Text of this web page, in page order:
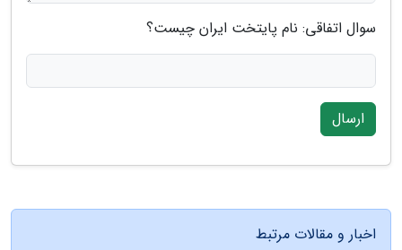
سوال اتفاقی: نام پایتخت ایران چیست؟
ارسال
اخبار و مقالات مرتبط